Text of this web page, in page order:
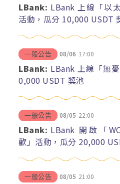
LBank: LBank 上線「以
活動，瓜分 10,000 USDT
一般公告 08/06 17:00
LBank: LBank 上線「無
0,000 USDT 獎池
一般公告 08/05 22:00
LBank: LBank 開啟「
歡」活動，瓜分 20,000
一般公告 08/05 21:00